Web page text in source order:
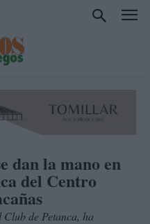
dan la mano en
del Centro
de Petanca, ha